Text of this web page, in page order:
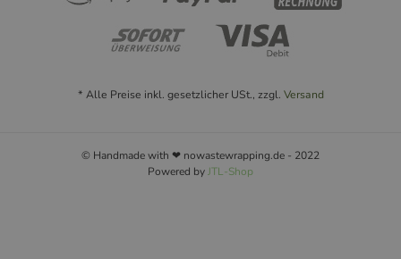
* Alle Preise inkl. gesetzlicher USt., zzgl. Versand
© Handmade with ❤ nowastewrapping.de - 2022
Powered byJTL-Shop